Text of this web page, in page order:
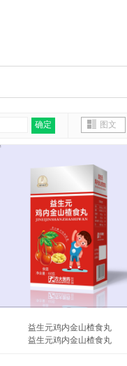
确定 图文
益生元鸡内金山楂食丸
益生元鸡内金山楂食丸